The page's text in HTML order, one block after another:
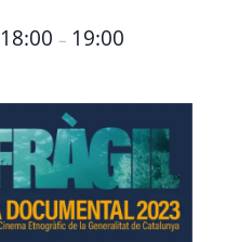
18:00 – 19:00